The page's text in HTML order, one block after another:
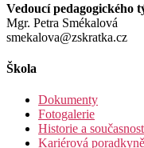
Vedoucí pedagogického
Mgr. Petra Smékalová
smekalova@zskratka.cz
Škola
Dokumenty
Fotogalerie
Historie a současnost
Kariérová poradkyně